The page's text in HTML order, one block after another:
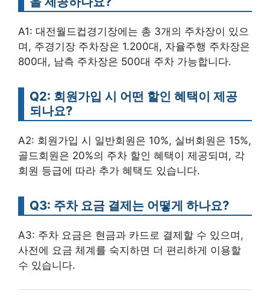
A1: 대전월드컵경기장에는 총 3개의 주차장이 있으
며, 주경기장 주차장은 1.200대, 자율주행 주차장은
800대, 남측 주차장은 500대 주차 가능합니다.
Q2: 회원가입 시 어떤 할인 혜택이 제공
되나요?
A2: 회원가입 시 일반회원은 10%, 실버회원은 15%,
골드회원은 20%의 주차 할인 혜택이 제공되며, 각
회원 등급에 따라 추가 혜택도 있습니다.
Q3: 주차 요금 결제는 어떻게 하나요?
A3: 주차 요금은 현금과 카드로 결제할 수 있으며,
사전에 요금 체계를 숙지하면 더 편리하게 이용할
수 있습니다.